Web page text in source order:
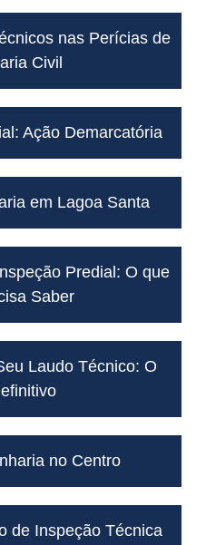
nas Perícias de
Civil
Ação Demarcatória
em Lagoa Santa
Predial: O que
Saber
Laudo Técnico: O
no Centro
de Inspeção Técnica